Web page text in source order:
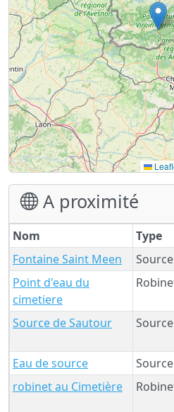
A proximité
Nom Type
Fontaine Saint Meen
Source
Point d'eau du
cimetiere
Source de Sautour
Source
Eau de source Source
robinet au Cimetière